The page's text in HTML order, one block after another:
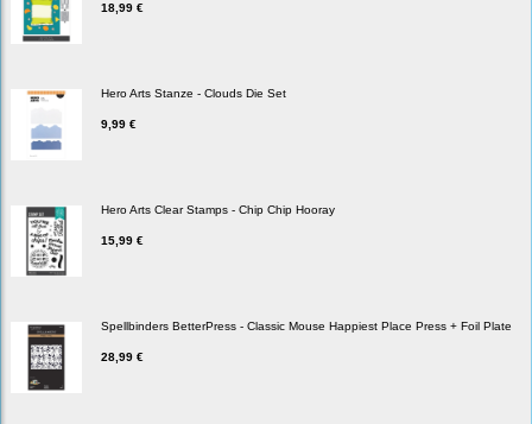
18,99 €
Hero Arts Stanze - Clouds Die Set
9,99 €
Hero Arts Clear Stamps - Chip Chip Hooray
15,99 €
Spellbinders BetterPress - Classic Mouse Happiest Place Press + Foil Plate
28,99 €